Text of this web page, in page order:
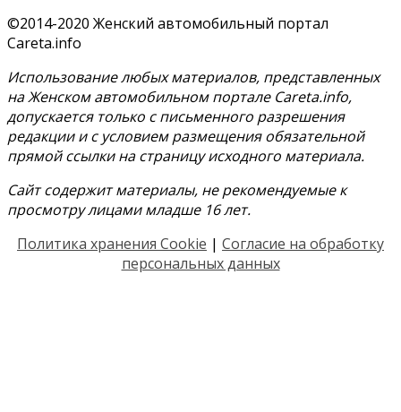
©2014-2020 Женский автомобильный портал
Careta.info
Использование любых материалов, представленных
на Женском автомобильном портале Careta.info,
допускается только с письменного разрешения
редакции и с условием размещения обязательной
прямой ссылки на страницу исходного материала.
Сайт содержит материалы, не рекомендуемые к
просмотру лицами младше 16 лет.
Политика хранения Cookie | Согласие на обработку
персональных данных